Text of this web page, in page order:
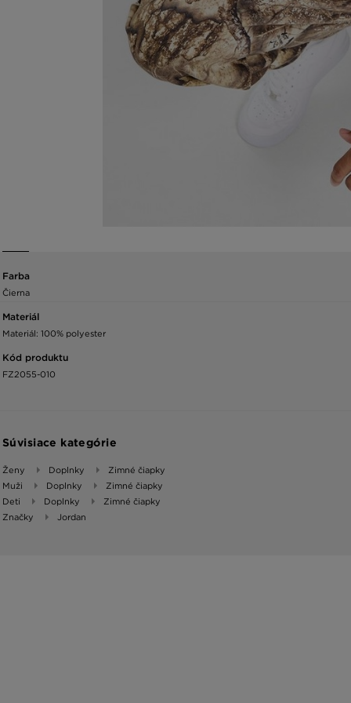
Farba
Čierna
Materiál
Materiál: 100% polyester
Kód produktu
FZ2055-010
Súvisiace kategórie
Ženy Doplnky
Zimné čiapky
Muži
Doplnky
Zimné čiapky
Deti
Doplnky
Zimné čiapky
Značky
Jordan